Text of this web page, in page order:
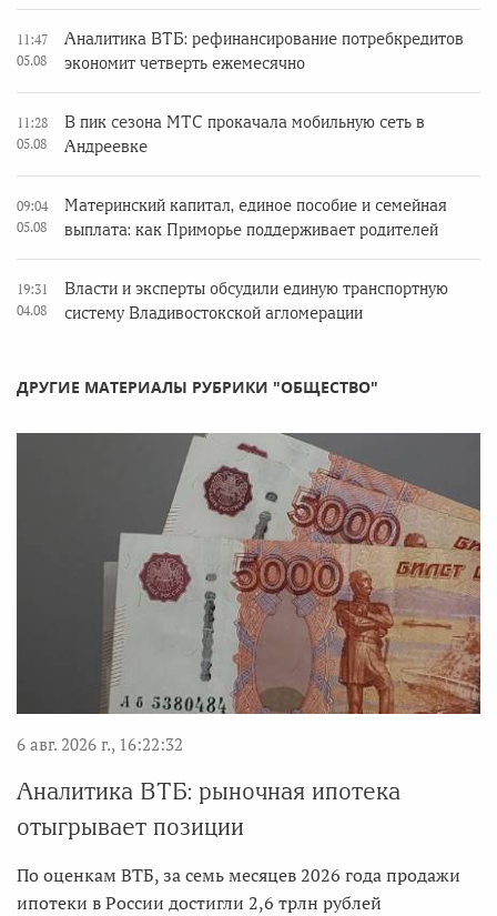
11:47
05.08
Аналитика ВТБ: рефинансирование потребкредитов
экономит четверть ежемесячно
11:28
05.08
В пик сезона МТС прокачала мобильную сеть в
Андреевке
09:04
05.08
Материнский капитал, единое пособие и семейная
выплата: как Приморье поддерживает родителей
19:31
04.08
Власти и эксперты обсудили единую транспортную
систему Владивостокской агломерации
ДРУГИЕ МАТЕРИАЛЫ РУБРИКИ "ОБЩЕСТВО"
6 авг. 2026 г., 16:22:32
Аналитика ВТБ: рыночная ипотека
отыгрывает позиции
По оценкам ВТБ, за семь месяцев 2026 года продажи
ипотеки в России достигли 2,6 трлн рублей